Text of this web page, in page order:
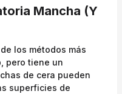
Mancha (Y
los métodos más
pero tiene un
de cera pueden
superficies de